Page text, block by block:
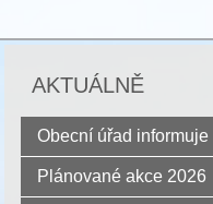
AKTUÁLNĚ
Obecní úřad informuje
Plánované akce 2026